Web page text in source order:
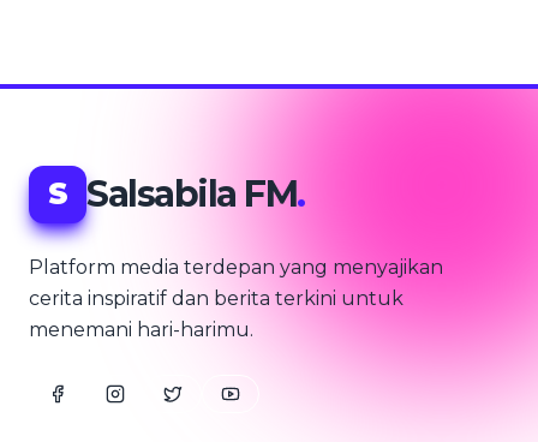
S Salsabila FM.
Platform media terdepan yang menyajikan
cerita inspiratif dan berita terkini untuk
menemani hari-harimu.